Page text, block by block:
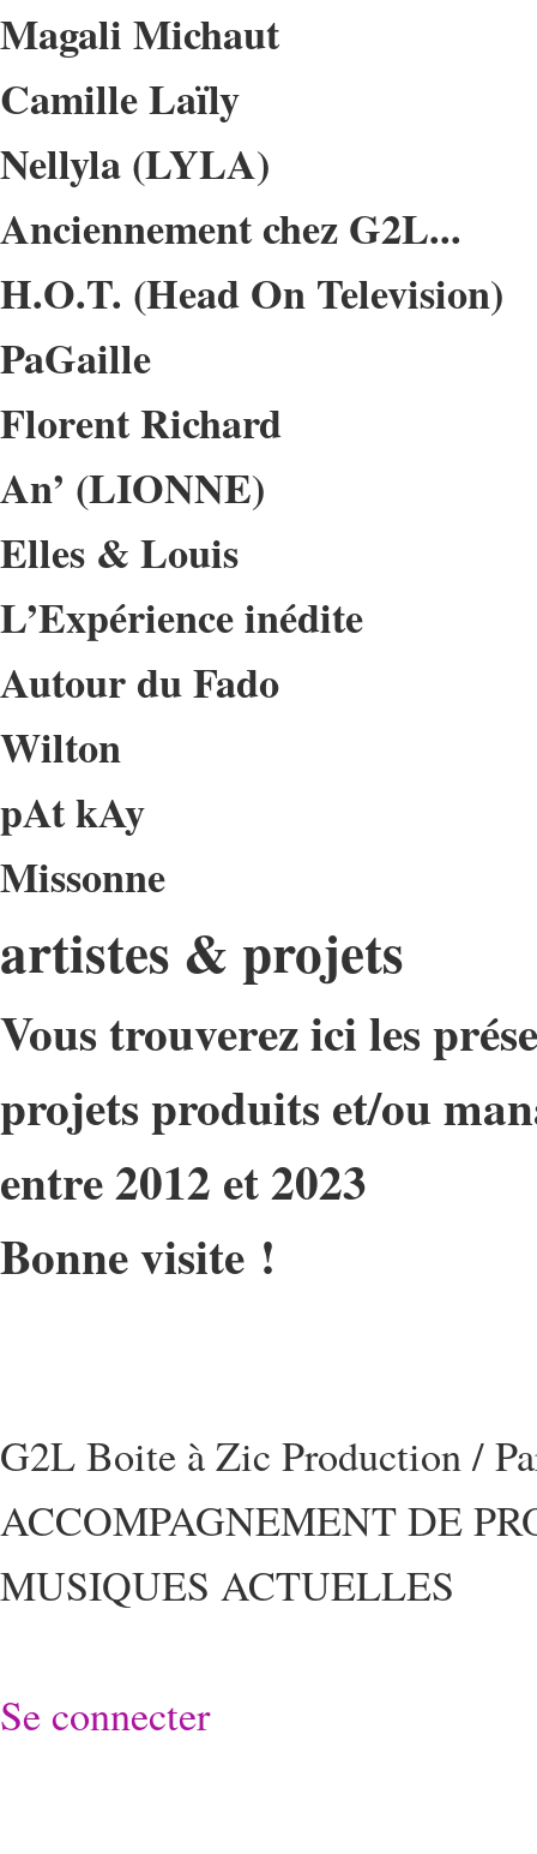
Magali Michaut
Camille Laïly
Nellyla (LYLA)
Anciennement chez G2L...
H.O.T. (Head On Television)
PaGaille
Florent Richard
An’ (LIONNE)
Elles & Louis
L’Expérience inédite
Autour du Fado
Wilton
pAt kAy
Missonne
artistes & projets
Vous trouverez ici les
projets produits et/ou
entre 2012 et 2023
Bonne visite !
G2L Boite à Zic Production /
ACCOMPAGNEMENT DE
MUSIQUES ACTUELLES
Se connecter